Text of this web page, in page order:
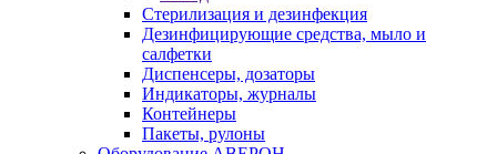
Стерилизация и дезинфекция
Дезинфицирующие средства, мыло и
салфетки
Диспенсеры, дозаторы
Индикаторы, журналы
Контейнеры
Пакеты, рулоны